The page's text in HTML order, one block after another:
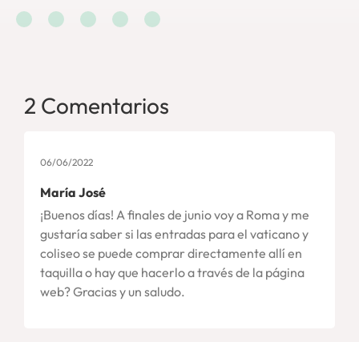
2 Comentarios
06/06/2022
María José
¡Buenos días! A finales de junio voy a Roma y me
gustaría saber si las entradas para el vaticano y
coliseo se puede comprar directamente allí en
taquilla o hay que hacerlo a través de la página
web? Gracias y un saludo.